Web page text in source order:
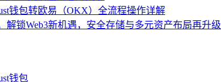
钱包转欧易（OKX）全流程操作详解
解锁Web3新机遇，安全存储与多元资产布局再升级
钱包